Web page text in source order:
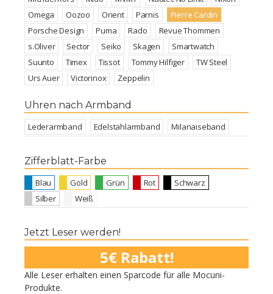
Omega
Oozoo Orient Parnis
Pierre Cardin
Porsche Design
Puma Rado
Revue Thommen
s.Oliver
Sector Seiko Skagen
Smartwatch
Suunto
Timex Tissot Tommy Hilfiger
TW Steel
Urs Auer
Victorinox Zeppelin
Uhren nach Armband
Lederarmband Edelstahlarmband Milanaiseband
Zifferblatt-Farbe
Blau Gold Grün Rot
Schwarz
Silber
Weiß
Jetzt Leser werden!
5€ Rabatt!
Alle Leser erhalten einen Sparcode für alle Mocuni-
Produkte.